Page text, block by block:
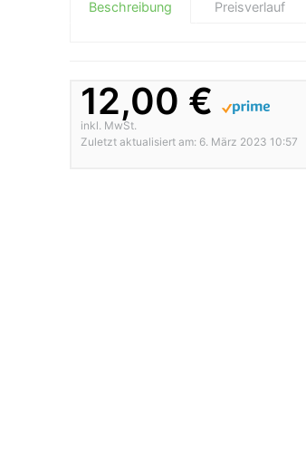
Beschreibung Preisverlauf
12,00 €
inkl. MwSt.
Zuletzt aktualisiert am: 6. März 2023 10:57